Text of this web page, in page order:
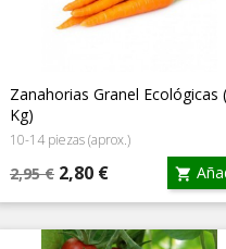
Zanahorias Granel Ecológicas
Kg)
10-14 piezas (aprox.)
Precio
base
2,95 € Precio
2,80 € 
Vista rápida